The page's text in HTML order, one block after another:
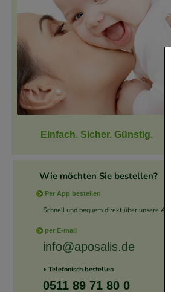
Einfach. Sicher. Günstig.
Wie möchten Sie bestellen?
Per App bestellen
Schnell und bequem direkt über unsere App.
per E-mail
info@aposalis.de
• Telefonisch bestellen
0511 89 71 80 0